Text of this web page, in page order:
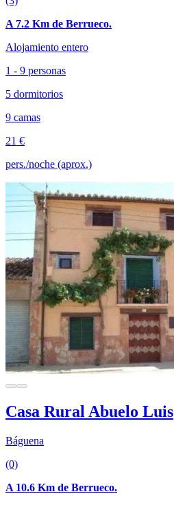
A 7.2 Km de Berrueco.
Alojamiento entero
1 - 9 personas
5 dormitorios
9 camas
21 €
pers./noche (aprox.)
Casa Rural Abuelo Luis
Báguena
(0)
A 10.6 Km de Berrueco.